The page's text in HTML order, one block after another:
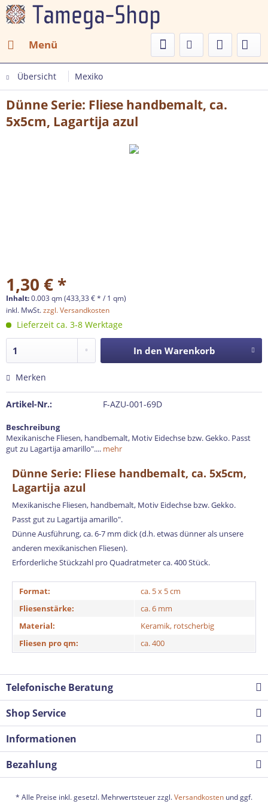
Menü
Übersicht Mexiko
Dünne Serie: Fliese handbemalt, ca.
5x5cm, Lagartija azul
1,30 € *
Inhalt:0.003 qm (433,33 € * / 1 qm)
inkl. MwSt.zzgl. Versandkosten
Lieferzeit ca. 3-8 Werktage
In den Warenkorb
Merken
Artikel-Nr.: F-AZU-001-69D
Beschreibung
Mexikanische Fliesen, handbemalt, Motiv Eidechse bzw. Gekko. Passt
gut zu Lagartija amarillo".... mehr
Dünne Serie: Fliese handbemalt, ca. 5x5cm,
Lagartija azul
Mexikanische Fliesen, handbemalt, Motiv Eidechse bzw. Gekko.
Passt gut zu Lagartija amarillo".
Dünne Ausführung, ca. 6-7 mm dick (d.h. etwas dünner als unsere
anderen mexikanischen Fliesen).
Erforderliche Stückzahl pro Quadratmeter ca. 400 Stück.
Format:
ca. 5 x 5 cm
Fliesenstärke:
ca. 6 mm
Material:
Keramik, rotscherbig
Fliesen pro qm:
ca. 400
Telefonische Beratung
Shop Service
Informationen
Bezahlung
* Alle Preise inkl. gesetzl. Mehrwertsteuer zzgl.Versandkosten und ggf.